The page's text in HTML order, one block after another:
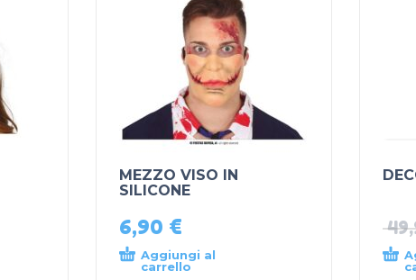
MEZZO VISO IN
SILICONE
6,90 €
Aggiungi al
carrello